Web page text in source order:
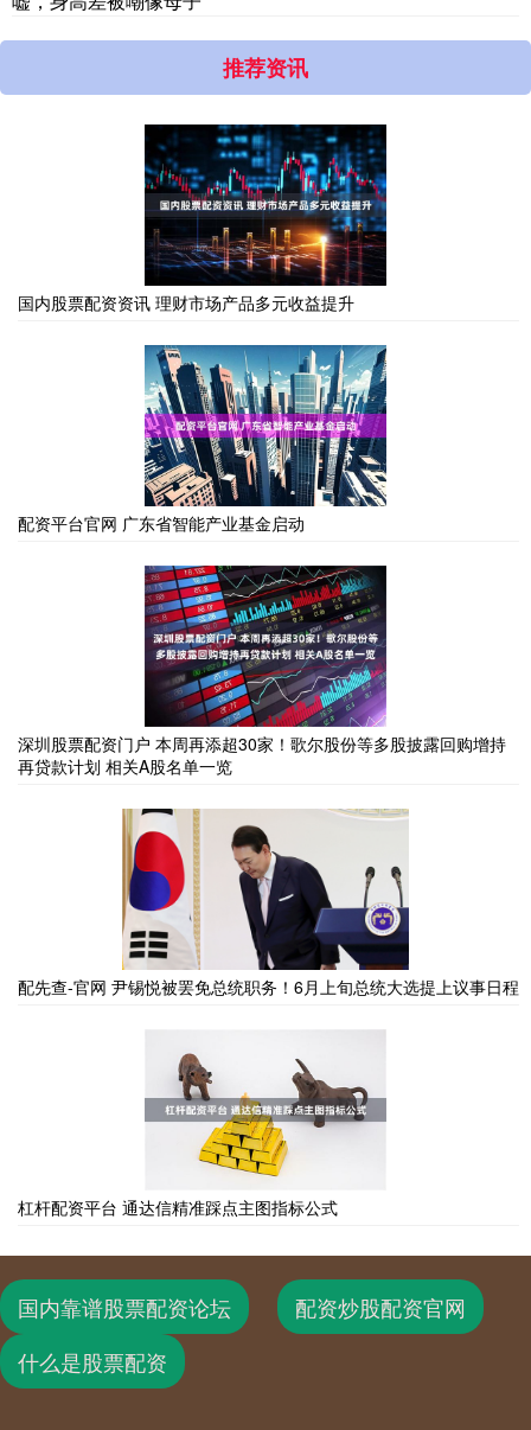
推荐资讯
国内股票配资资讯 理财市场产品多元收益提升
配资平台官网 广东省智能产业基金启动
深圳股票配资门户 本周再添超30家！歌尔股份等多股披露回购增持
再贷款计划 相关A股名单一览
配先查-官网 尹锡悦被罢免总统职务！6月上旬总统大选提上议事日程
杠杆配资平台 通达信精准踩点主图指标公式
国内靠谱股票配资论坛
配资炒股配资官网
什么是股票配资